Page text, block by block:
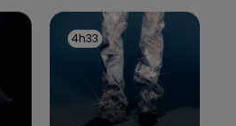
4h33
4h33